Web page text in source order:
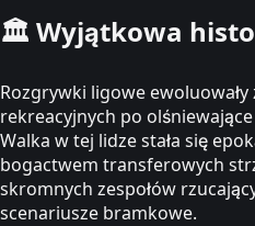
🏛️ Wyjątkowa
Rozgrywki ligowe
rekreacyjnych po
Walka w tej lidze stała się
bogactwem transferowych
skromnych zespołów
scenariusze bramkowe.